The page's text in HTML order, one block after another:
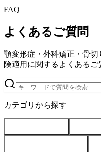
FAQ
よくあるご質問
顎変形症・外科矯正・骨切
険適用に関するよくあるご
カテゴリから探す